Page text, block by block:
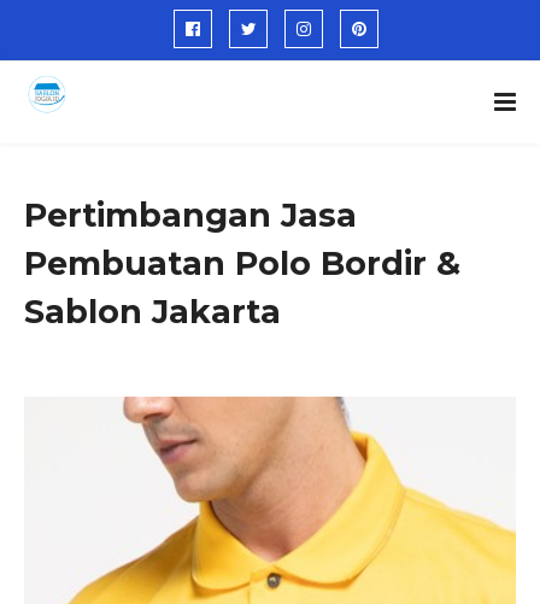
Pertimbangan Jasa
Pembuatan Polo Bordir &
Sablon Jakarta